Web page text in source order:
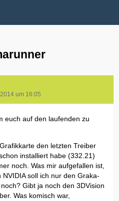
um 16:05
euch auf den laufenden zu
den letzten Treiber
installiert habe (332.21)
noch. Was mir aufgefallen ist,
soll ich nur den Graka-
Gibt ja noch den 3DVision
Was komisch war,